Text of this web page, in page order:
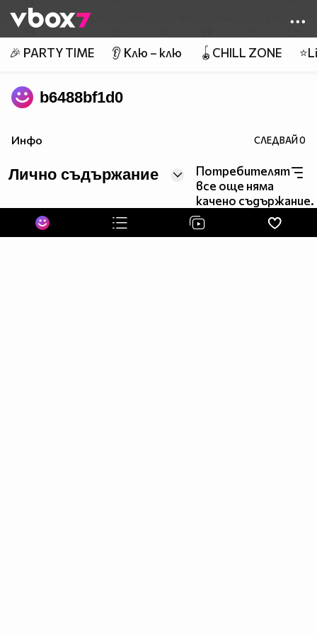
👾
🎉 PARTY TIME 👂 Клю – клю 🪀CHILL ZONE
b6488bf1d0
Инфо СЛЕДВАЙ0
Лично съдържание
Потребителят
все още няма
качено съдържание.